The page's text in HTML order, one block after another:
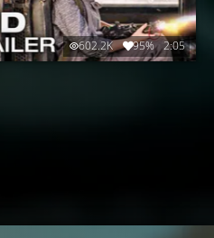
602.2K 95% 2:05